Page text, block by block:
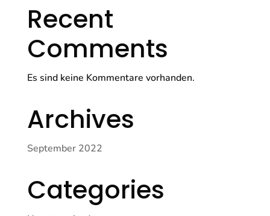
Recent
Comments
Es sind keine Kommentare vorhanden.
Archives
September 2022
Categories